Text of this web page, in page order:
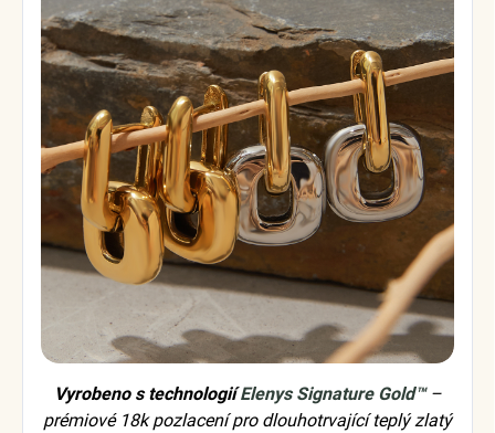
Vyrobeno s technologiíElenys Signature Gold™–
prémiové 18k pozlacení pro dlouhotrvající teplý zlatý